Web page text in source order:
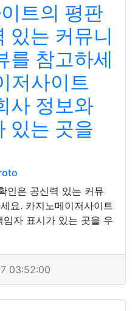
트의 평판
있는 커뮤니
를 참고하세
저사이트
사 정보와
있는 곳을
인은 공신력 있는 커뮤
요. 카지노메이저사이트
자 표시가 있는 곳을 우
03:52:00